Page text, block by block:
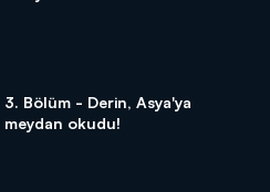
3. Bölüm - Derin, Asya'ya
meydan okudu!